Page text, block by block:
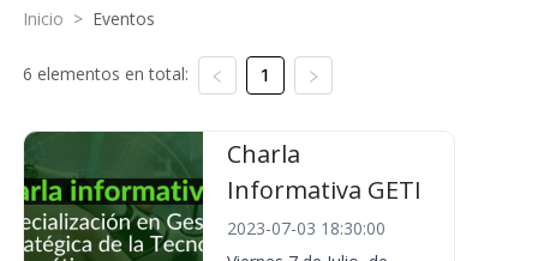
Inicio > Eventos
6 elementos en total: 1
Charla
Informativa GETI
2023-07-03 18:30:00